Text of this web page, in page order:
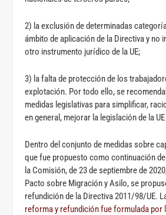
2) la exclusión de determinadas
ámbito de aplicación de la Directiva y no
otro instrumento jurídico de la UE;
3) la falta de protección de los
explotación. Por todo ello, se
medidas legislativas para simplificar,
en general, mejorar la legislación de la
Dentro del conjunto de medidas sobre
que fue propuesto como continuación
la Comisión, de 23 de septiembre de
Pacto sobre Migración y Asilo, se
refundición de la Directiva 2011/98/UE.
reforma y refundición fue formulada por